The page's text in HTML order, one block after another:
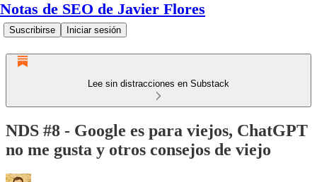
Notas de SEO de Javier Flores
Suscribirse Iniciar sesión
Lee sin distracciones en Substack
NDS #8 - Google es para viejos, ChatGPT
no me gusta y otros consejos de viejo